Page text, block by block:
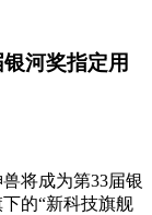
河奖指定用
将成为第33届银
的“新科技旗舰